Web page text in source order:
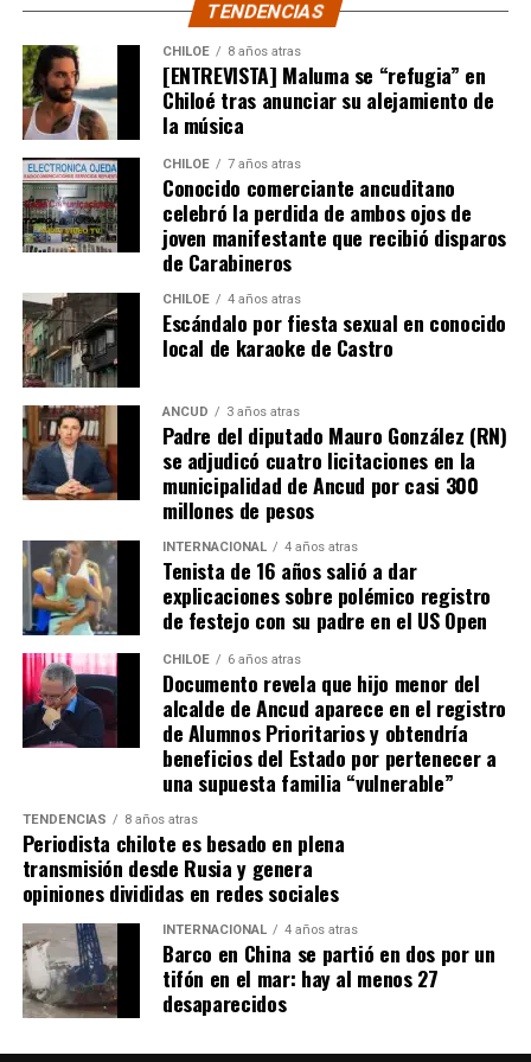
comuna de Castro, que tenía un expediente que cumplía
con todos los antecedentes técnicos, administrativos y
jurídicos, solo le faltaba la inscripción en el Conservador
de Bienes Raíces, pero su tramitación fue rechazada.
El Consejero Francisco Cárcamo insistió que el nuevo
dictamen de Contraloría es una buena noticia para
muchas familias que desde hace un tiempo venían
tramitando la regularización de sus sitios, aunque ahora
también tendrán que responder con algunos requisitos
como por ejemplo tener un periodo de ocupación de la
propiedad por más de 5 años.
“Efectivamente al interpretar el dictamen de
Contraloría, si bien es cierto, permite nuevamente
sanear sitios, sobre la propiedad particular en el
sector rural específicamente, viene con algunas
precisiones y van a ser más rigurosos en la
ocupación material, es decir, la persona que quiera
sanear tiene que tener un inmueble construido
sobre el sitio, tiene que estar cerrado, tiene que
estar conectado idealmente a los servicios básicos,
idealmente a agua potable, luz eléctrica y tener
dominio de ocupación material por más de 5 años,
como lo dice la Ley”,recalcó el consejero de la
provincia de Chiloé.
Cabe recordar que el consejero Francisco Cárcamo había
planteado esta inquietud el pasado 20 de marzo en el
Consejo Regional, logrando el acuerdo de todos los
consejeros para oficiar al Ministerio del ramo e invitar a
la Seremi de Bienes Nacionales para informar de la
situación.
El personero indicó que la aplicación del dictamen de
Contraloría había generado una tremenda
contradicción entre ministerios, dado que por un lado el
Ministerio de Bienes Nacionales no entregaba títulos de
TENDENCIAS
CHILOE 8 años atras
[ENTREVISTA] Maluma se “refugia” en
Chiloé tras anunciar su alejamiento de
la música
CHILOE 7 años atras
Conocido comerciante ancuditano
celebró la perdida de ambos ojos de
joven manifestante que recibió disparos
de Carabineros
CHILOE 4 años atras
Escándalo por fiesta sexual en conocido
local de karaoke de Castro
ANCUD 3 años atras
Padre del diputado Mauro González (RN)
se adjudicó cuatro licitaciones en la
municipalidad de Ancud por casi 300
millones de pesos
INTERNACIONAL 4 años atras
Tenista de 16 años salió a dar
explicaciones sobre polémico registro
de festejo con su padre en el US Open
CHILOE 6 años atras
Documento revela que hijo menor del
alcalde de Ancud aparece en el registro
de Alumnos Prioritarios y obtendría
beneficios del Estado por pertenecer a
una supuesta familia “vulnerable”
TENDENCIAS 8 años atras
Periodista chilote es besado en plena
transmisión desde Rusia y genera
opiniones divididas en redes sociales
INTERNACIONAL 4 años atras
Barco en China se partió en dos por un
tifón en el mar: hay al menos 27
desaparecidos